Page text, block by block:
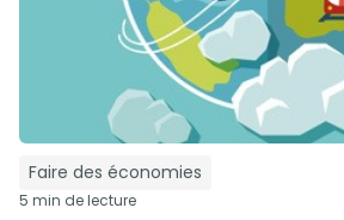
Faire des économies
5 min de lecture